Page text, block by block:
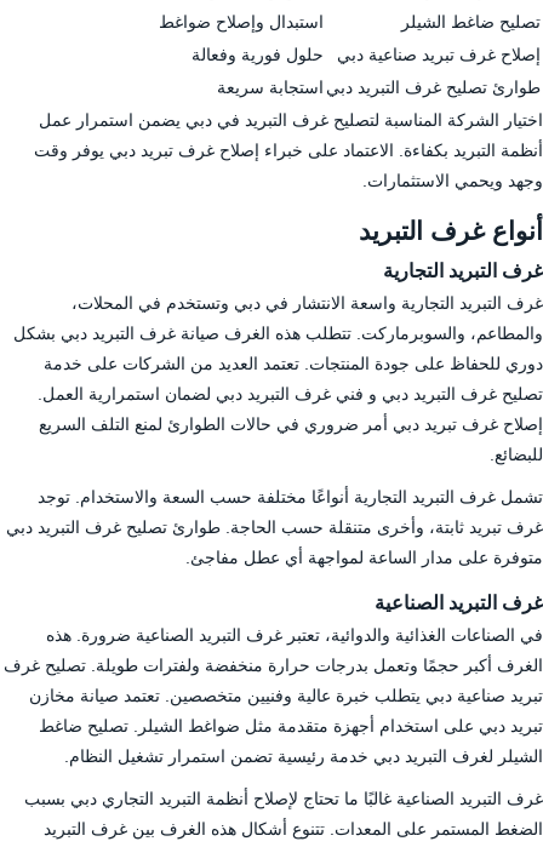
تصليح ضاغط الشيلر
استبدال وإصلاح ضواغط
إصلاح غرف تبريد صناعية دبي
حلول فورية وفعالة
طوارئ تصليح غرف التبريد دبي استجابة سريعة
اختيار الشركة المناسبة لتصليح غرف التبريد في دبي يضمن استمرار عمل
أنظمة التبريد بكفاءة. الاعتماد على خبراء إصلاح غرف تبريد دبي يوفر وقت
وجهد ويحمي الاستثمارات.
أنواع غرف التبريد
غرف التبريد التجارية
غرف التبريد التجارية واسعة الانتشار في دبي وتستخدم في المحلات،
والمطاعم، والسوبرماركت. تتطلب هذه الغرف صيانة غرف التبريد دبي بشكل
دوري للحفاظ على جودة المنتجات. تعتمد العديد من الشركات على خدمة
تصليح غرف التبريد دبي و فني غرف التبريد دبي لضمان استمرارية العمل.
إصلاح غرف تبريد دبي أمر ضروري في حالات الطوارئ لمنع التلف السريع
للبضائع.
تشمل غرف التبريد التجارية أنواعًا مختلفة حسب السعة والاستخدام. توجد
غرف تبريد ثابتة، وأخرى متنقلة حسب الحاجة. طوارئ تصليح غرف التبريد دبي
متوفرة على مدار الساعة لمواجهة أي عطل مفاجئ.
غرف التبريد الصناعية
في الصناعات الغذائية والدوائية، تعتبر غرف التبريد الصناعية ضرورة. هذه
الغرف أكبر حجمًا وتعمل بدرجات حرارة منخفضة ولفترات طويلة. تصليح غرف
تبريد صناعية دبي يتطلب خبرة عالية وفنيين متخصصين. تعتمد صيانة مخازن
تبريد دبي على استخدام أجهزة متقدمة مثل ضواغط الشيلر. تصليح ضاغط
الشيلر لغرف التبريد دبي خدمة رئيسية تضمن استمرار تشغيل النظام.
غرف التبريد الصناعية غالبًا ما تحتاج لإصلاح أنظمة التبريد التجاري دبي بسبب
الضغط المستمر على المعدات. تتنوع أشكال هذه الغرف بين غرف التبريد